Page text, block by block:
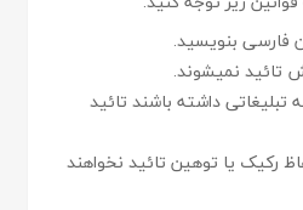
فارسی بنویسید.
تائید نمیشوند.
تبلیغاتی داشته باشند تائید
رکیک یا توهین تائید نخواهند